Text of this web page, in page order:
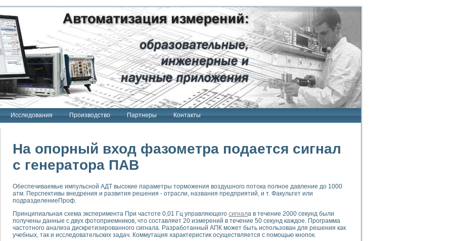
Исследования Производство Партнеры Контакты
"Сигнал-USB"
Интроскан
система
USB"
терапии серии СКАН
На опорный вход фазометра подается сигнал
с генератора ПАВ
Обеспечиваемые импульсной АДТ высокие параметры торможения воздушного потока полное давление до 1000
атм. Перспективы внедрения и развития решения - отрасли, названия предприятий, и т. Факультет или
подразделениеПроф.
Принципиальная схема эксперимента При частоте 0,01 Гц управляющего сигнала в течение 2000 секунд были
получены данные с двух фотоприемников, что составляет 20 измерений в течение 50 секунд каждое. Программа
частотного анализа дискретизированного сигнала. Разработанный АПК может быть использован для решения как
учебных, так и исследовательских задач. Коммутация характеристик осуществляется с помощью кнопок.